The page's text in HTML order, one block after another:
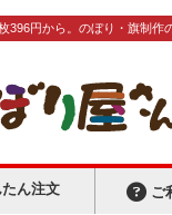
396円から。のぼり・旗制作
ん注文 ご